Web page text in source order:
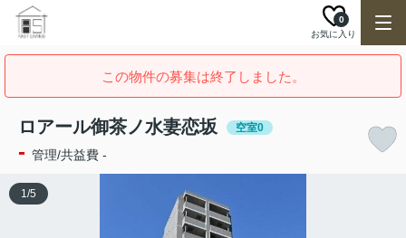
お気に入り
0
この物件の募集は終了しました。
ロアール御茶ノ水妻恋坂 空室0
- 管理/共益費 -
1/5